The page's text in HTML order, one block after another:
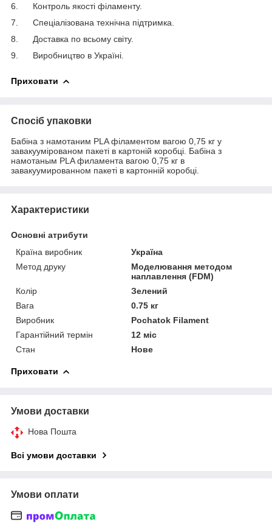
6. Контроль якості філаменту.
7. Спеціалізована технічна підтримка.
8. Доставка по всьому світу.
9. Виробництво в Україні.
Приховати
Спосіб упаковки
Бабіна з намотаним PLA філаментом вагою 0,75 кг у
завакуумірованом пакеті в картоній коробці. Бабіна з
намотаным PLA филамента вагою 0,75 кг в
завакуумированном пакеті в картонній коробці.
Характеристики
Основні атрибути
Країна виробник
Україна
Метод друку
Моделювання методом
наплавлення (FDM)
Колір
Зелений
Вага
0.75 кг
Виробник
Pochatok Filament
Гарантійний термін
12 міс
Стан
Нове
Приховати
Умови доставки
Нова Пошта
Всі умови доставки
Умови оплати